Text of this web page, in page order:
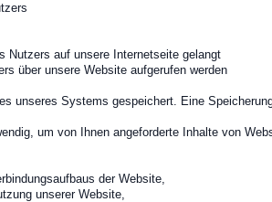
Nutzers auf unsere Internetseite gelangt
über unsere Website aufgerufen werden
unseres Systems gespeichert. Eine
um von Ihnen angeforderte Inhalte von
der Website,
unserer Website,